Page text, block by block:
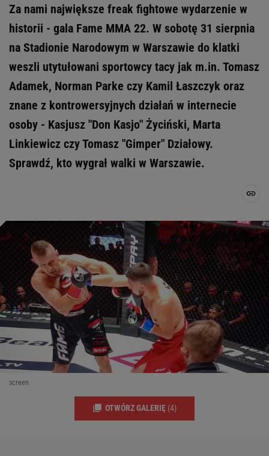
Za nami największe freak fightowe wydarzenie w
historii - gala Fame MMA 22. W sobotę 31 sierpnia
na Stadionie Narodowym w Warszawie do klatki
weszli utytułowani sportowcy tacy jak m.in. Tomasz
Adamek, Norman Parke czy Kamil Łaszczyk oraz
znane z kontrowersyjnych działań w internecie
osoby - Kasjusz "Don Kasjo" Życiński, Marta
Linkiewicz czy Tomasz "Gimper" Działowy.
Sprawdź, kto wygrał walki w Warszawie.
screen
OTWÓRZ GALERIĘ (4)